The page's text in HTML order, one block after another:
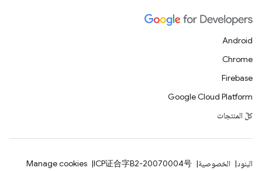
Android
Chrome
Firebase
Google Cloud Platform
كلّ المنتجات
البنود الخصوصية ICP证合字B2-20070004号
Manage cookies